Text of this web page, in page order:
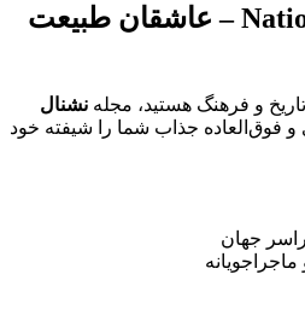
۷. National Geographic – عاشقان طبیعت
و فرهنگ هستید، مجله نشنال
و فوق‌العاده جذاب شما را شیفته خود
جهان